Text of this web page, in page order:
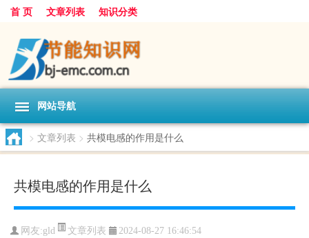
首 页 文章列表 知识分类
网站导航
> 文章列表 > 共模电感的作用是什么
共模电感的作用是什么
网友:gld 文章列表 2024-08-27 16:46:54